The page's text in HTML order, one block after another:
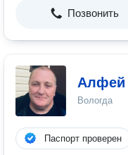
Позвонить
Алфей
Вологда
Паспорт проверен